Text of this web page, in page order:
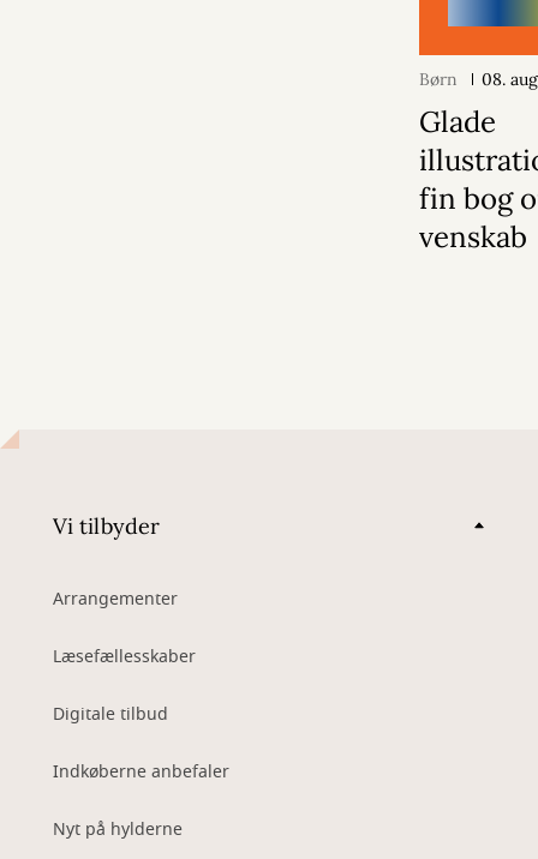
Børn 08.
Glade
fin bog
venskab
Vi tilbyder
Arrangementer
Læsefællesskaber
Digitale tilbud
Indkøberne anbefaler
Nyt på hylderne